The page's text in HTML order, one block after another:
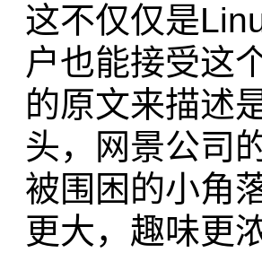
这不仅仅是
户也能接受这
的原文来描述
头，网景公司
被围困的小角
更大，趣味更